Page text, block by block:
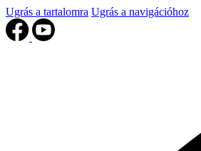
Ugrás a tartalomra Ugrás a navigációhoz